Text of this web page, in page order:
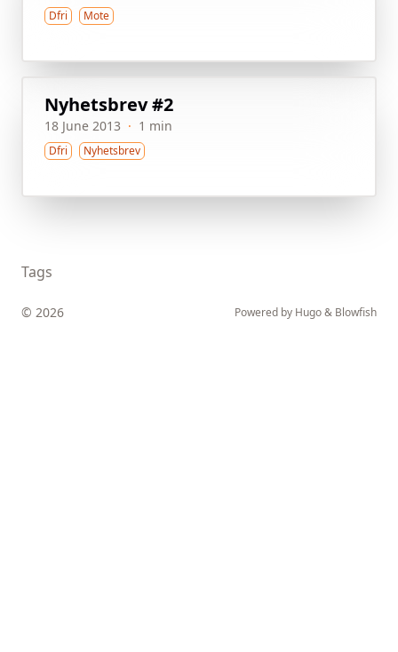
Dfri Mote
Nyhetsbrev #2
18 June 2013 · 1 min
Dfri Nyhetsbrev
Tags
© 2026 Powered by Hugo& Blowfish